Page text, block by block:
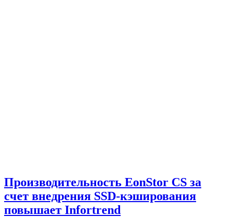
Производительность EonStor CS за
счет внедрения SSD-кэширования
повышает Infortrend